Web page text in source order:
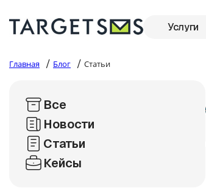
Услуги
Главная / Блог / Статьи
Все
Новости
Статьи
Кейсы